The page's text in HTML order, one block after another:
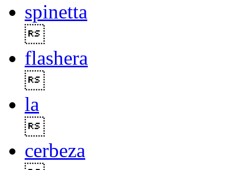
spinetta
flashera
la
cerbeza